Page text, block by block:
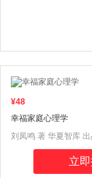
¥48
幸福家庭心理学
刘凤鸣 著 华夏智库 出
立